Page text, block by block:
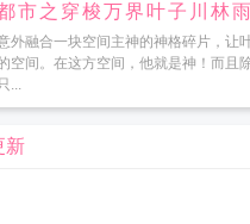
市之穿梭万界叶子川林
外融合一块空间主神的神格碎片，让
空间。在这方空间，他就是神！而且
...
新